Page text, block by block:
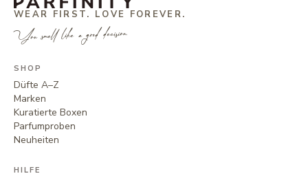
WEAR FIRST. LOVE FOREVER.
You smell like a good decision.
SHOP
Düfte A–Z
Marken
Kuratierte Boxen
Parfumproben
Neuheiten
HILFE